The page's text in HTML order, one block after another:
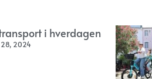
i hverdagen
28, 2024